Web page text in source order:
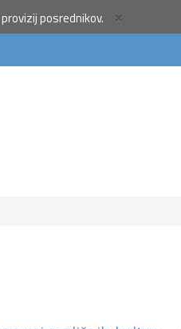
posrednikov. ×
1919 in